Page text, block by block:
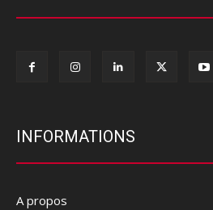
INFORMATIONS
A propos